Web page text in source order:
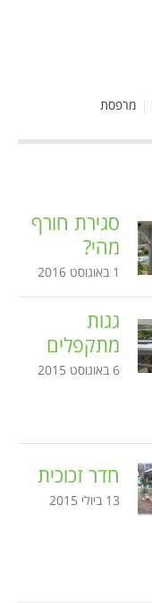
מרפסת
סגירת חורף
מהי?
1 באוגוסט 2016
גגות
מתקפלים
6 באוגוסט 2015
חדר זכוכית
13 ביולי 2015